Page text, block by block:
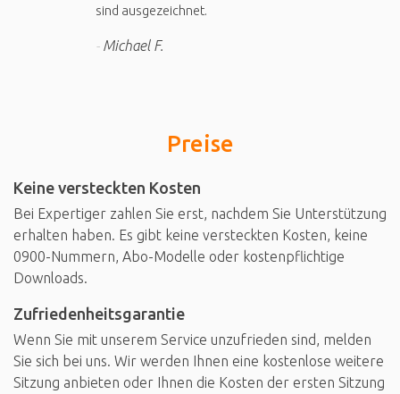
sind ausgezeichnet.
Michael F.
Preise
Keine versteckten Kosten
Bei Expertiger zahlen Sie erst, nachdem Sie Unterstützung
erhalten haben. Es gibt keine versteckten Kosten, keine
0900-Nummern, Abo-Modelle oder kostenpflichtige
Downloads.
Zufriedenheitsgarantie
Wenn Sie mit unserem Service unzufrieden sind, melden
Sie sich bei uns. Wir werden Ihnen eine kostenlose weitere
Sitzung anbieten oder Ihnen die Kosten der ersten Sitzung